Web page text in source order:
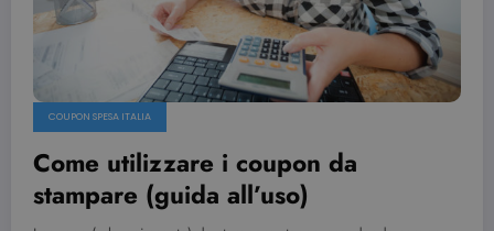
COUPON SPESA ITALIA
Come utilizzare i coupon da
stampare (guida all’uso)